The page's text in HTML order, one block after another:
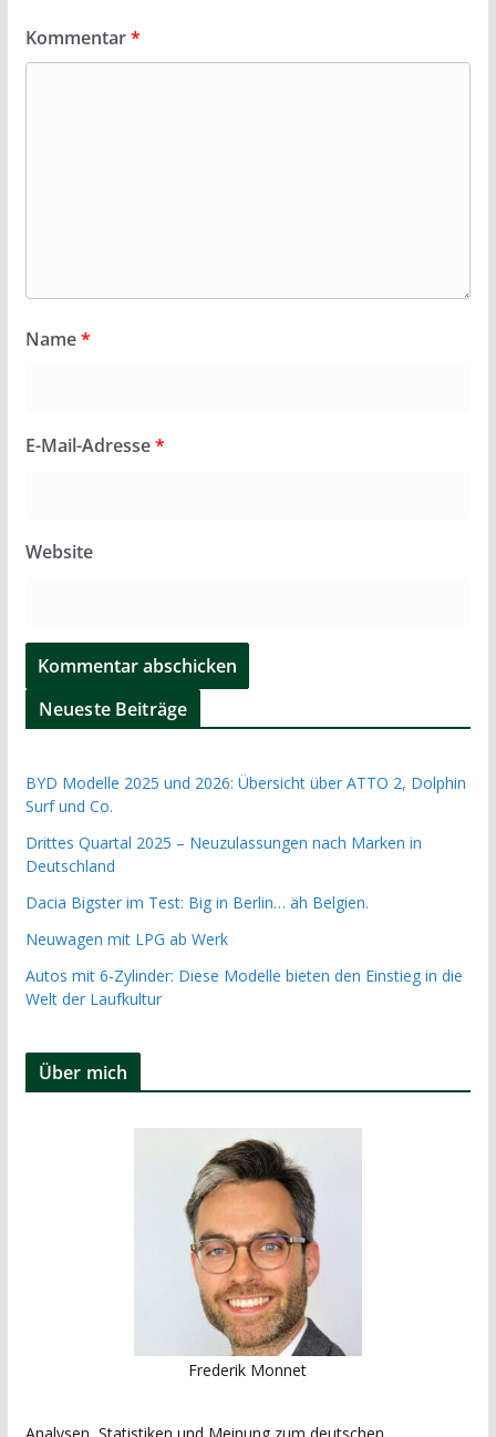
Kommentar*
Name*
E-Mail-Adresse*
Website
Neueste Beiträge
BYD Modelle 2025 und 2026: Übersicht über ATTO 2, Dolphin
Surf und Co.
Drittes Quartal 2025 – Neuzulassungen nach Marken in
Deutschland
Dacia Bigster im Test: Big in Berlin… äh Belgien.
Neuwagen mit LPG ab Werk
Autos mit 6-Zylinder: Diese Modelle bieten den Einstieg in die
Welt der Laufkultur
Über mich
Frederik Monnet